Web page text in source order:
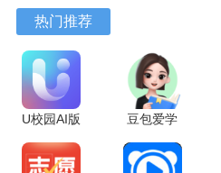
10.13.27
最新版
17.9.56
热门推荐
U校园AI版
2.6.3 最新
版
豆包爱学
5.4.5 手机
版